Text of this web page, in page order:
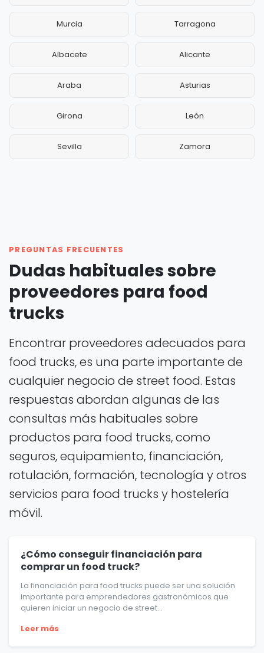
Murcia Tarragona
Albacete Alicante
Araba Asturias
Girona León
Sevilla Zamora
PREGUNTAS FRECUENTES
Dudas habituales sobre
proveedores para food
trucks
Encontrar proveedores adecuados para
food trucks, es una parte importante de
cualquier negocio de street food. Estas
respuestas abordan algunas de las
consultas más habituales sobre
productos para food trucks, como
seguros, equipamiento, financiación,
rotulación, formación, tecnología y otros
servicios para food trucks y hostelería
móvil.
¿Cómo conseguir financiación para
comprar un food truck?
La financiación para food trucks puede ser una solución
importante para emprendedores gastronómicos que
quieren iniciar un negocio de street...
Leer más